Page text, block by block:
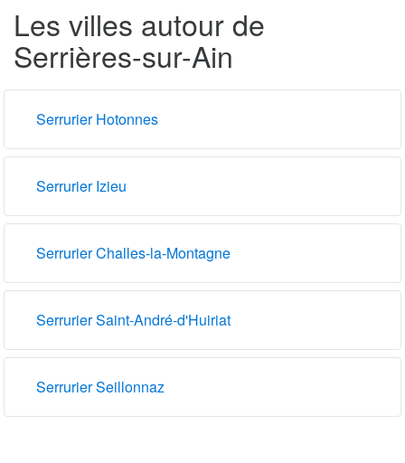
Les villes autour de
Serrières-sur-Ain
Serrurier Hotonnes
Serrurier Izieu
Serrurier Challes-la-Montagne
Serrurier Saint-André-d'Huiriat
Serrurier Seillonnaz